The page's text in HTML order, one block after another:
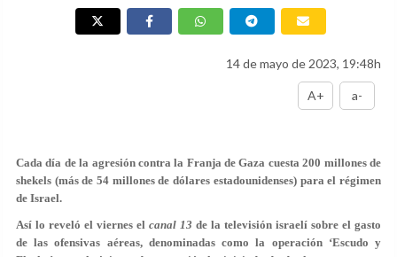
14 de mayo de 2023, 19:48h
A+ a-
Cada día de la agresión contra la Franja de Gaza cuesta 200 millones de
shekels (más de 54 millones de dólares estadounidenses) para el régimen
de Israel.
Así lo reveló el viernes el canal 13 de la televisión israelí sobre el gasto
de las ofensivas aéreas, denominadas como la operación ‘Escudo y